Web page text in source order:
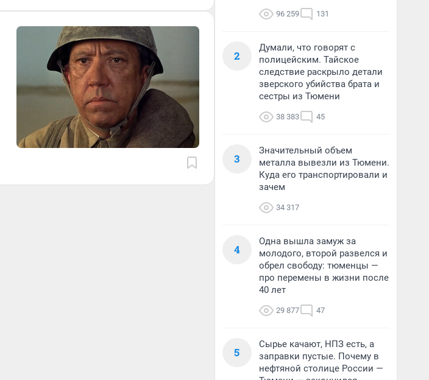
96 259 131
2
Думали, что говорят с
полицейским. Тайское
следствие раскрыло детали
зверского убийства брата и
сестры из Тюмени
38 383 45
3
Значительный объем
металла вывезли из Тюмени.
Куда его транспортировали и
зачем
34 317
4
Одна вышла замуж за
молодого, второй развелся и
обрел свободу: тюменцы —
про перемены в жизни после
40 лет
29 877 47
5
Сырье качают, НПЗ есть, а
заправки пустые. Почему в
нефтяной столице России —